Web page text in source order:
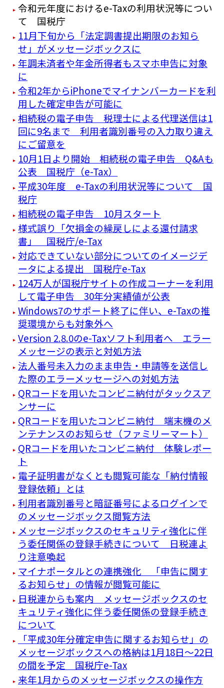
令和元年度におけるe-Taxの利用状況等につい
て 国税庁
11月下旬から「法定調書提出期限のお知ら
せ」がメッセージボックスに
年調未済者や年金所得者もスマホ申告に対象
に
令和2年からiPhoneでマイナンバーカードを利
用した確定申告が可能に
相続税の電子申告 税理士による代理送信は1
回に9名まで 利用者識別番号の入力取り違え
にご留意を
10月1日より開始 相続税の電子申告 Q&Aも
公表 国税庁（e-Tax）
平成30年度 e-Taxの利用状況等について 国
税庁
相続税の電子申告 10月スタート
様式誤り「欠損金の繰戻しによる還付請求
書」 国税庁/e-Tax
対応できていない部分についてのイメージデ
ータによる提出 国税庁e-Tax
124万人が国税庁サイトの作成コーナーを利用
して電子申告 30年分実績値が公表
Windows7のサポート終了に伴い、e-Taxの推
奨環境からも対象外へ
Version 2.8.0のe-Taxソフト利用者へ エラー
メッセージの表示と対処方法
法人番号未入力のまま申告・申請等を送信し
た際のエラーメッセージへの対処方法
QRコードを用いたコンビニ納付がタックスア
ンサーに
QRコードを用いたコンビニ納付 端末機のメ
ンテナンスのお知らせ（ファミリーマート）
QRコードを用いたコンビニ納付 体験レポー
ト
電子証明書がなくとも閲覧可能な「納付情報
登録依頼」とは
利用者識別番号と暗証番号によるログインで
のメッセージボックス閲覧方法
メッセージボックスのセキュリティ強化に伴
う委任関係の登録手続きについて 日税連よ
り注意喚起
マイナポータルとの連携強化 「申告に関す
るお知らせ」の情報が閲覧可能に
日税連からも案内 メッセージボックスのセ
キュリティ強化に伴う委任関係の登録手続き
について
「平成30年分確定申告に関するお知らせ」の
メッセージボックスへの格納は1月18日～22日
の間を予定 国税庁e-Tax
来年1月からのメッセージボックスの操作方